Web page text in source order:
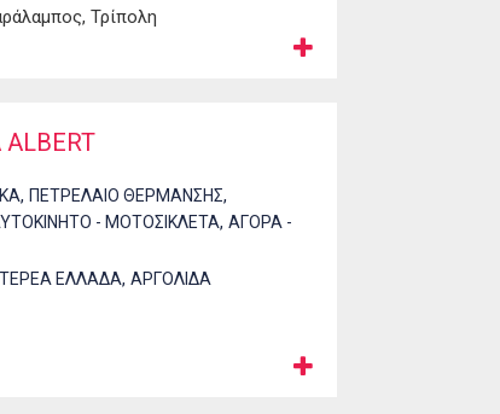
Τρίπολη
, ΠΕΤΡΕΛΑΙΟ ΘΕΡΜΑΝΣΗΣ,
- ΜΟΤΟΣΙΚΛΕΤΑ, ΑΓΟΡΑ -
ΕΛΛΑΔΑ, ΑΡΓΟΛΙΔΑ